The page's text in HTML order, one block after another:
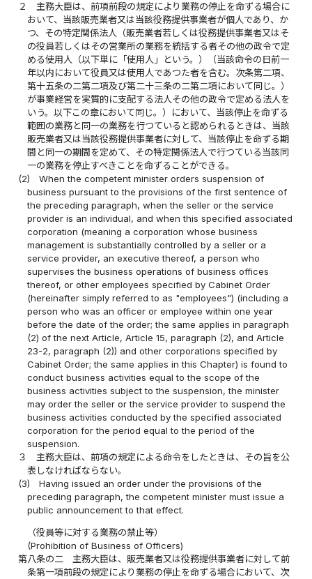
２
主務大臣は、前項前段の規定により業務の停止を命ずる場合に
おいて、当該販売業者又は当該役務提供事業者が個人であり、か
つ、その特定関係法人（販売業者若しくは役務提供事業者又はそ
の役員若しくはその営業所の業務を統括する者その他の政令で定
める使用人（以下単に「使用人」という。）（当該命令の日前一
年以内において役員又は使用人であつた者を含む。次条第二項、
第十五条の二第二項及び第二十三条の二第二項において同じ。）
が事業経営を実質的に支配する法人その他の政令で定める法人を
いう。以下この章において同じ。）において、当該停止を命ずる
範囲の業務と同一の業務を行つていると認められるときは、当該
販売業者又は当該役務提供事業者に対して、当該停止を命ずる期
間と同一の期間を定めて、その特定関係法人で行つている当該同
一の業務を停止すべきことを命ずることができる。
(2)
When the competent minister orders suspension of
business pursuant to the provisions of the first sentence of
the preceding paragraph, when the seller or the service
provider is an individual, and when this specified associated
corporation (meaning a corporation whose business
management is substantially controlled by a seller or a
service provider, an executive thereof, a person who
supervises the business operations of business offices
thereof, or other employees specified by Cabinet Order
(hereinafter simply referred to as "employees") (including a
person who was an officer or employee within one year
before the date of the order; the same applies in paragraph
(2) of the next Article, Article 15, paragraph (2), and Article
23-2, paragraph (2)) and other corporations specified by
Cabinet Order; the same applies in this Chapter) is found to
conduct business activities equal to the scope of the
business activities subject to the suspension, the minister
may order the seller or the service provider to suspend the
business activities conducted by the specified associated
corporation for the period equal to the period of the
suspension.
３
主務大臣は、前項の規定による命令をしたときは、その旨を公
表しなければならない。
(3)
Having issued an order under the provisions of the
preceding paragraph, the competent minister must issue a
public announcement to that effect.
（役員等に対する業務の禁止等）
(Prohibition of Business of Officers)
第八条の二
主務大臣は、販売業者又は役務提供事業者に対して前
条第一項前段の規定により業務の停止を命ずる場合において、次